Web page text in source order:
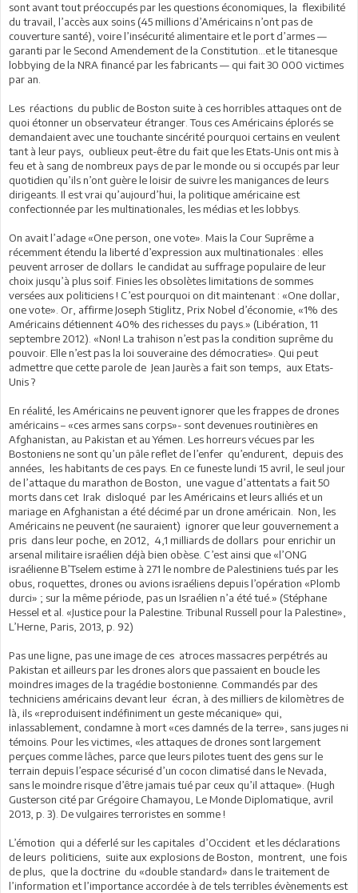
sont avant tout préoccupés par les questions économiques, la flexibilité
du travail, l’accès aux soins (45 millions d’Américains n’ont pas de
couverture santé), voire l’insécurité alimentaire et le port d’armes —
garanti par le Second Amendement de la Constitution…et le titanesque
lobbying de la NRA financé par les fabricants — qui fait 30 000 victimes
par an.
Les réactions du public de Boston suite à ces horribles attaques ont de
quoi étonner un observateur étranger. Tous ces Américains éplorés se
demandaient avec une touchante sincérité pourquoi certains en veulent
tant à leur pays, oublieux peut-être du fait que les Etats-Unis ont mis à
feu et à sang de nombreux pays de par le monde ou si occupés par leur
quotidien qu’ils n’ont guère le loisir de suivre les manigances de leurs
dirigeants. Il est vrai qu’aujourd’hui, la politique américaine est
confectionnée par les multinationales, les médias et les lobbys.
On avait l’adage «One person, one vote». Mais la Cour Suprême a
récemment étendu la liberté d’expression aux multinationales : elles
peuvent arroser de dollars le candidat au suffrage populaire de leur
choix jusqu’à plus soif. Finies les obsolètes limitations de sommes
versées aux politiciens ! C’est pourquoi on dit maintenant : «One dollar,
one vote». Or, affirme Joseph Stiglitz, Prix Nobel d’économie, «1% des
Américains détiennent 40% des richesses du pays.» (Libération, 11
septembre 2012). «Non! La trahison n’est pas la condition suprême du
pouvoir. Elle n’est pas la loi souveraine des démocraties». Qui peut
admettre que cette parole de Jean Jaurès a fait son temps, aux Etats-
Unis ?
En réalité, les Américains ne peuvent ignorer que les frappes de drones
américains – «ces armes sans corps»- sont devenues routinières en
Afghanistan, au Pakistan et au Yémen. Les horreurs vécues par les
Bostoniens ne sont qu’un pâle reflet de l’enfer qu’endurent, depuis des
années, les habitants de ces pays. En ce funeste lundi 15 avril, le seul jour
de l’attaque du marathon de Boston, une vague d’attentats a fait 50
morts dans cet Irak disloqué par les Américains et leurs alliés et un
mariage en Afghanistan a été décimé par un drone américain. Non, les
Américains ne peuvent (ne sauraient) ignorer que leur gouvernement a
pris dans leur poche, en 2012, 4,1 milliards de dollars pour enrichir un
arsenal militaire israélien déjà bien obèse. C’est ainsi que «l’ONG
israélienne B’Tselem estime à 271 le nombre de Palestiniens tués par les
obus, roquettes, drones ou avions israéliens depuis l’opération «Plomb
durci» ; sur la même période, pas un Israélien n’a été tué.» (Stéphane
Hessel et al. «Justice pour la Palestine. Tribunal Russell pour la Palestine»,
L’Herne, Paris, 2013, p. 92)
Pas une ligne, pas une image de ces atroces massacres perpétrés au
Pakistan et ailleurs par les drones alors que passaient en boucle les
moindres images de la tragédie bostonienne. Commandés par des
techniciens américains devant leur écran, à des milliers de kilomètres de
là, ils «reproduisent indéfiniment un geste mécanique» qui,
inlassablement, condamne à mort «ces damnés de la terre», sans juges ni
témoins. Pour les victimes, «les attaques de drones sont largement
perçues comme lâches, parce que leurs pilotes tuent des gens sur le
terrain depuis l’espace sécurisé d’un cocon climatisé dans le Nevada,
sans le moindre risque d’être jamais tué par ceux qu’il attaque». (Hugh
Gusterson cité par Grégoire Chamayou, Le Monde Diplomatique, avril
2013, p. 3). De vulgaires terroristes en somme !
L’émotion qui a déferlé sur les capitales d’Occident et les déclarations
de leurs politiciens, suite aux explosions de Boston, montrent, une fois
de plus, que la doctrine du «double standard» dans le traitement de
l’information et l’importance accordée à de tels terribles évènements est